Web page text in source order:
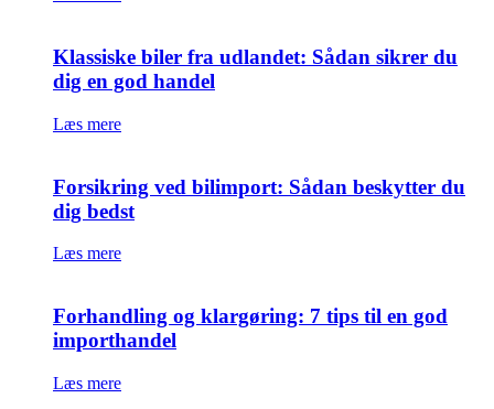
Klassiske biler fra udlandet: Sådan sikrer du
dig en god handel
Læs mere
Forsikring ved bilimport: Sådan beskytter du
dig bedst
Læs mere
Forhandling og klargøring: 7 tips til en god
importhandel
Læs mere